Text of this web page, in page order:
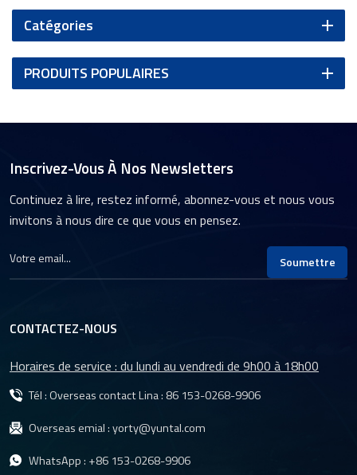
Catégories
PRODUITS POPULAIRES
Inscrivez-Vous À Nos Newsletters
Continuez à lire, restez informé, abonnez-vous et nous vous
invitons à nous dire ce que vous en pensez.
Soumettre
CONTACTEZ-NOUS
Horaires de service : du lundi au vendredi de 9h00 à 18h00
Tél : Overseas contact Lina : 86 153-0268-9906
Overseas emial :yorty@yuntal.com
WhatsApp : +86 153-0268-9906